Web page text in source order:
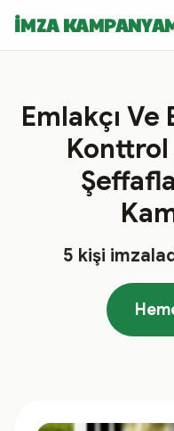
İMZA
Emlakçı
Konttrol
5 kişi